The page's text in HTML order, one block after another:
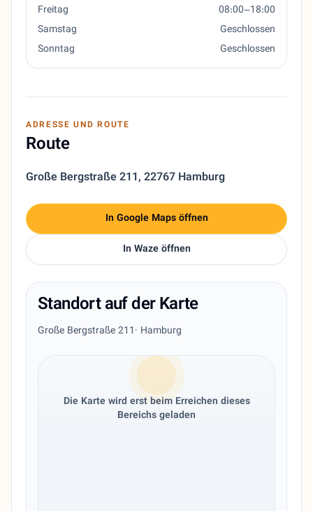
Freitag
08:00–18:00
Samstag
Geschlossen
Sonntag
Geschlossen
ADRESSE UND ROUTE
Route
Große Bergstraße 211, 22767 Hamburg
In Google Maps öffnen
In Waze öffnen
Standort auf der Karte
Große Bergstraße 211· Hamburg
Die Karte wird erst beim Erreichen dieses
Bereichs geladen